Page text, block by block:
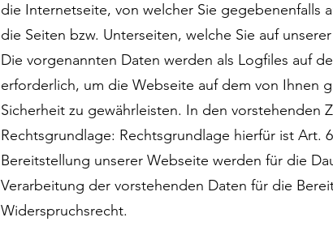
die Internetseite, von welcher Sie gegebenenfalls
die Seiten bzw. Unterseiten, welche Sie auf
Die vorgenannten Daten werden als Logfiles auf
erforderlich, um die Webseite auf dem von Ihnen
Sicherheit zu gewährleisten. In den vorstehenden
Rechtsgrundlage: Rechtsgrundlage hierfür ist Art.
Bereitstellung unserer Webseite werden für die
Verarbeitung der vorstehenden Daten für die
Widerspruchsrecht.